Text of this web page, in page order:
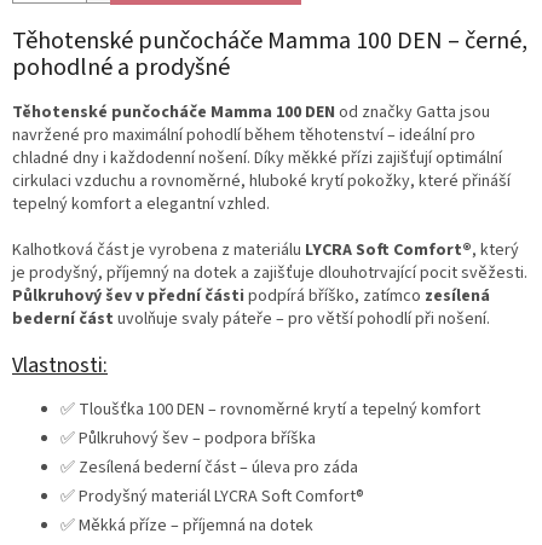
Těhotenské punčocháče Mamma 100 DEN – černé,
pohodlné a prodyšné
Těhotenské punčocháče Mamma 100 DEN od značky Gatta jsou
navržené pro maximální pohodlí během těhotenství – ideální pro
chladné dny i každodenní nošení. Díky měkké přízi zajišťují optimální
cirkulaci vzduchu a rovnoměrné, hluboké krytí pokožky, které přináší
tepelný komfort a elegantní vzhled.
Kalhotková část je vyrobena z materiálu LYCRA Soft Comfort®, který
je prodyšný, příjemný na dotek a zajišťuje dlouhotrvající pocit svěžesti.
Půlkruhový šev v přední části podpírá bříško, zatímco zesílená
bederní část uvolňuje svaly páteře – pro větší pohodlí při nošení.
Vlastnosti:
✅ Tloušťka 100 DEN – rovnoměrné krytí a tepelný komfort
✅ Půlkruhový šev – podpora bříška
✅ Zesílená bederní část – úleva pro záda
✅ Prodyšný materiál LYCRA Soft Comfort®
✅ Měkká příze – příjemná na dotek